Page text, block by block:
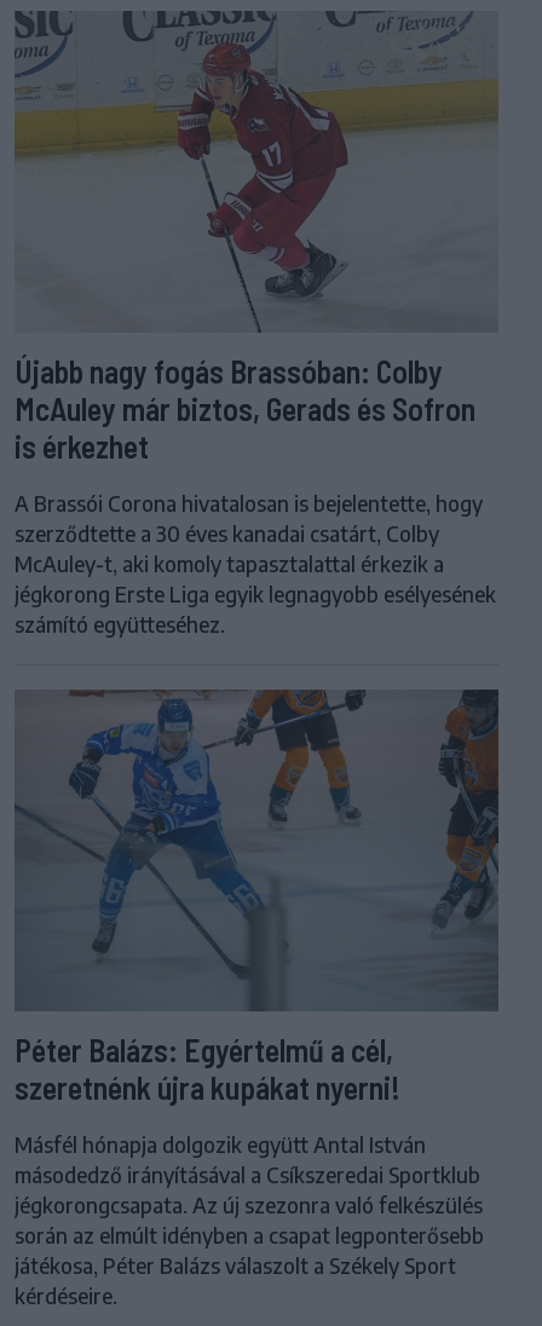
Újabb nagy fogás Brassóban: Colby
McAuley már biztos, Gerads és Sofron
is érkezhet
A Brassói Corona hivatalosan is bejelentette, hogy
szerződtette a 30 éves kanadai csatárt, Colby
McAuley-t, aki komoly tapasztalattal érkezik a
jégkorong Erste Liga egyik legnagyobb esélyesének
számító együtteséhez.
Péter Balázs: Egyértelmű a cél,
szeretnénk újra kupákat nyerni!
Másfél hónapja dolgozik együtt Antal István
másodedző irányításával a Csíkszeredai Sportklub
jégkorongcsapata. Az új szezonra való felkészülés
során az elmúlt idényben a csapat legponterősebb
játékosa, Péter Balázs válaszolt a Székely Sport
kérdéseire.